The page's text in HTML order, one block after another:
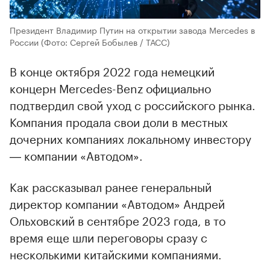
Президент Владимир Путин на открытии завода Mercedes в
России(Фото: Сергей Бобылев / ТАСС)
В конце октября 2022 года немецкий
концерн Mercedes-Benz официально
подтвердил свой уход с российского рынка.
Компания продала свои доли в местных
дочерних компаниях локальному инвестору
― компании «Автодом».
Как рассказывал ранее генеральный
директор компании «Автодом» Андрей
Ольховский в сентябре 2023 года, в то
время еще шли переговоры сразу с
несколькими китайскими компаниями.